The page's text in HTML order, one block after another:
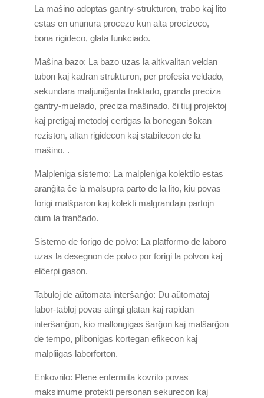
La maŝino adoptas gantry-strukturon, trabo kaj lito
estas en ununura procezo kun alta precizeco,
bona rigideco, glata funkciado.
Maŝina bazo: La bazo uzas la altkvalitan veldan
tubon kaj kadran strukturon, per profesia veldado,
sekundara maljuniĝanta traktado, granda preciza
gantry-muelado, preciza maŝinado, ĉi tiuj projektoj
kaj pretigaj metodoj certigas la bonegan ŝokan
reziston, altan rigidecon kaj stabilecon de la
maŝino. .
Malpleniga sistemo: La malpleniga kolektilo estas
aranĝita ĉe la malsupra parto de la lito, kiu povas
forigi malŝparon kaj kolekti malgrandajn partojn
dum la tranĉado.
Sistemo de forigo de polvo: La platformo de laboro
uzas la desegnon de polvo por forigi la polvon kaj
elĉerpi gason.
Tabuloj de aŭtomata interŝanĝo: Du aŭtomataj
labor-tabloj povas atingi glatan kaj rapidan
interŝanĝon, kio mallongigas ŝarĝon kaj malŝarĝon
de tempo, plibonigas kortegan efikecon kaj
malpliigas laborforton.
Enkovrilo: Plene enfermita kovrilo povas
maksimume protekti personan sekurecon kaj